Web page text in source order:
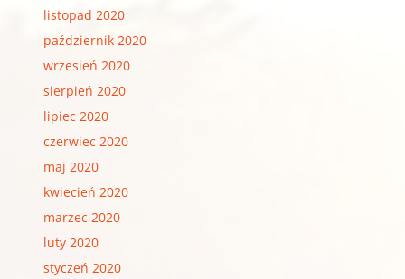
listopad 2020
październik 2020
wrzesień 2020
sierpień 2020
lipiec 2020
czerwiec 2020
maj 2020
kwiecień 2020
marzec 2020
luty 2020
styczeń 2020